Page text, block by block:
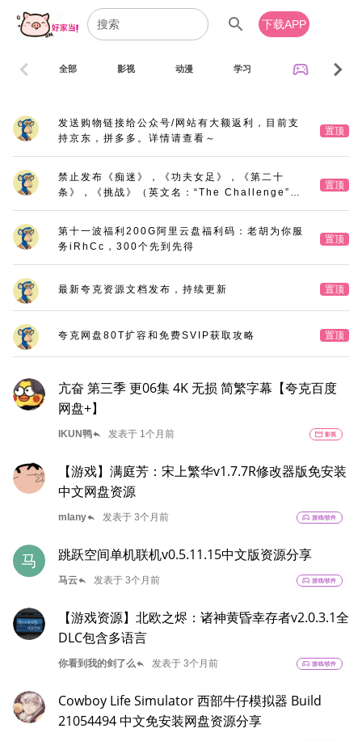
search 下载APP
全部 影视 动漫 学习 sports_esports
chevron_left chevron_right
发送购物链接给公众号/网站有大额返利，目前支
持京东，拼多多。详情请查看～
置顶
禁止发布《痴迷》，《功夫女足》，《第二十
条》，《挑战》（英文名：“The Challenge”，
又名：《深空拯救者》），《三大队》电影版
置顶
第十一波福利200G阿里云盘福利码：老胡为你服
务iRhCc，300个先到先得
置顶
最新夸克资源文档发布，持续更新 置顶
夸克网盘80T扩容和免费SVIP获取攻略 置顶
亢奋 第三季 更06集 4K 无损 简繁字幕【夸克百度
网盘+】
IKUN鸭reply 发表于 1个月前 movie 影视
【游戏】满庭芳：宋上繁华v1.7.7R修改器版免安装
中文网盘资源
mlanyreply 发表于 3个月前 sports_esports 游戏/软件
马 跳跃空间单机联机v0.5.11.15中文版资源分享
马云reply 发表于 3个月前 sports_esports 游戏/软件
【游戏资源】北欧之烬：诸神黄昏幸存者v2.0.3.1全
DLC包含多语言
你看到我的剑了么reply 发表于 3个月前 sports_esports 游戏/软件
Cowboy Life Simulator 西部牛仔模拟器 Build
21054494 中文免安装网盘资源分享